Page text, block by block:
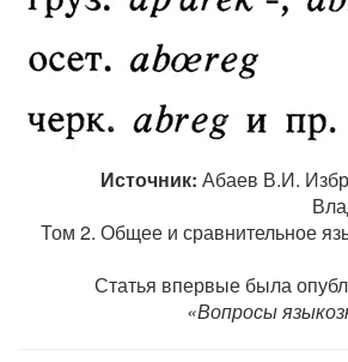
Источник: Абаев В.И.
Том 2. Общее и сравнительное
Статья впервые была
«Вопросы